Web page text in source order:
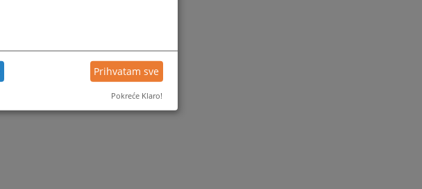
Prihvatam sve
Pokreće Klaro!